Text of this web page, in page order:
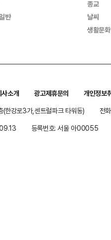
반
종교
날씨
생활문
사소개 광고제휴문의
개인정보
한강로3가,센트럴파크 타워동)
전
등록번호: 서울 아00055